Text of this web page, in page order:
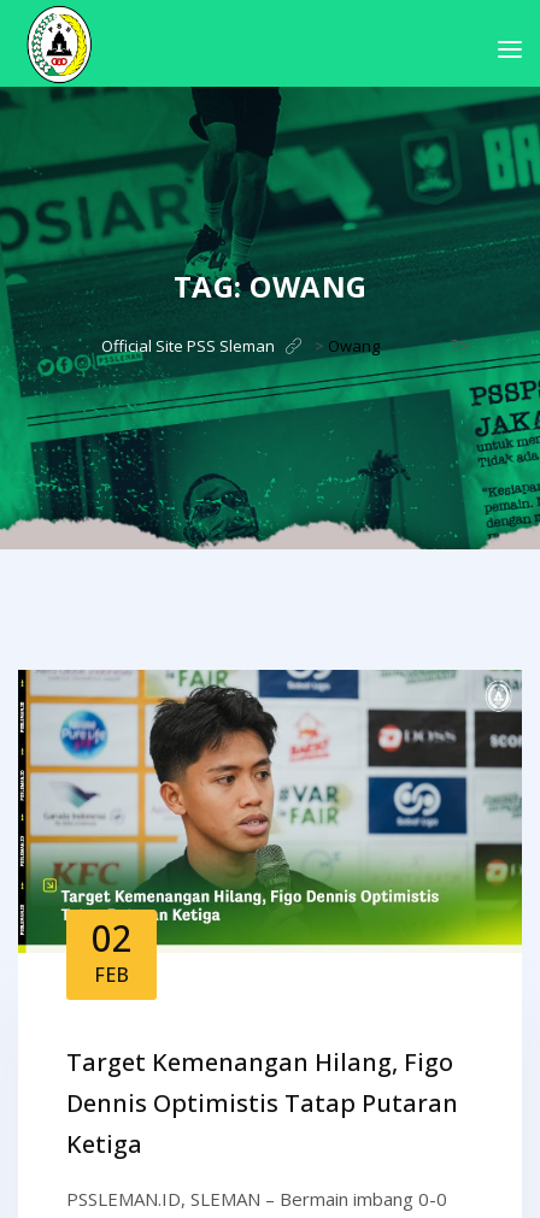
TAG:OWANG
Official Site PSS Sleman > Owang ?>
02
FEB
Target Kemenangan Hilang, Figo
Dennis Optimistis Tatap Putaran
Ketiga
PSSLEMAN.ID, SLEMAN – Bermain imbang 0-0